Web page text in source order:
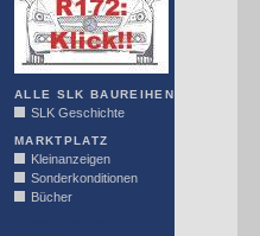
ALLE SLK BAUREIHEN
SLK Geschichte
MARKTPLATZ
Kleinanzeigen
Sonderkonditionen
Bücher